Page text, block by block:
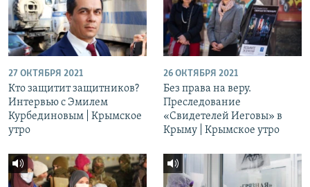
27 ОКТЯБРЯ 2021
Кто защитит защитников?
Интервью с Эмилем
Курбединовым | Крымское
утро
26 ОКТЯБРЯ 2021
Без права на веру.
Преследование
«Свидетелей Иеговы» в
Крыму | Крымское утро